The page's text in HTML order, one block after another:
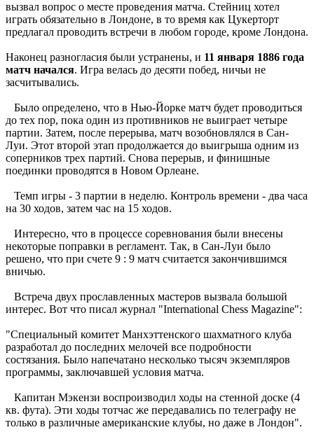
вызвал вопрос о месте проведения матча. Стейниц хотел
играть обязательно в Лондоне, в то время как Цукерторт
предлагал проводить встречи в любом городе, кроме Лондона.
Наконец разногласия были устранены, и 11 января 1886 года
матч начался. Игра велась до десяти побед, ничьи не
засчитывались.
Было определено, что в Нью-Йорке матч будет проводиться
до тех пор, пока один из противников не выиграет четыре
партии. Затем, после перерыва, матч возобновлялся в Сан-
Луи. Этот второй этап продолжается до выигрыша одним из
соперников трех партий. Снова перерыв, и финишные
поединки проводятся в Новом Орлеане.
Темп игры - 3 партии в неделю. Контроль времени - два часа
на 30 ходов, затем час на 15 ходов.
Интересно, что в процессе соревнования были внесены
некоторые поправки в регламент. Так, в Сан-Луи было
решено, что при счете 9 : 9 матч считается закончившимся
вничью.
Встреча двух прославленных мастеров вызвала большой
интерес. Вот что писал журнал "International Chess Magazine":
"Специальный комитет Манхэттенского шахматного клуба
разработал до последних мелочей все подробности
состязания. Было напечатано несколько тысяч экземпляров
программы, заключавшей условия матча.
Капитан Мэкензи воспроизводил ходы на стенной доске (4
кв. фута). Эти ходы тотчас же передавались по телеграфу не
только в различные американские клубы, но даже в Лондон".